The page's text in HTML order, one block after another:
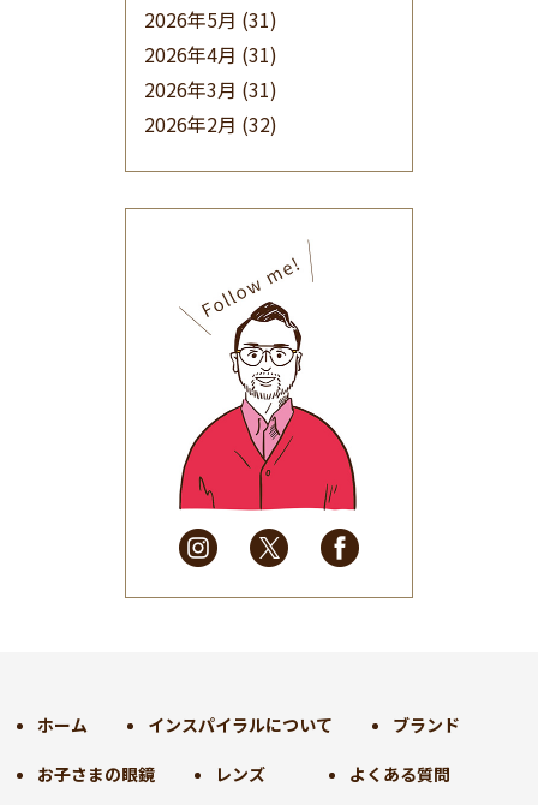
2026年5月 (31)
2026年4月 (31)
2026年3月 (31)
2026年2月 (32)
(32)
2025年9月(30)
2025年8月(31)
2025年7月(37)
2025年6月(48)
2025年5月
(41)
2025年4月
(32)
2025年3月(31)
2025年2月
(28)
2025年1月
(34)
2024年9月(30)
2024年7月(31)
ホーム インスパイラルについて ブランド
お子さまの眼鏡 レンズ よくある質問